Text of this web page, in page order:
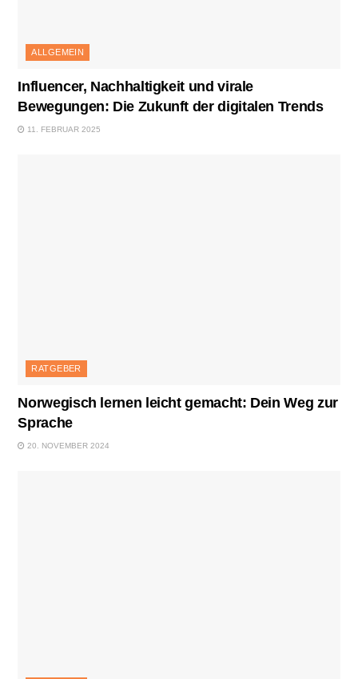
ALLGEMEIN
Influencer, Nachhaltigkeit und virale
Bewegungen: Die Zukunft der digitalen Trends
11. FEBRUAR 2025
RATGEBER
Norwegisch lernen leicht gemacht: Dein Weg zur
Sprache
20. NOVEMBER 2024